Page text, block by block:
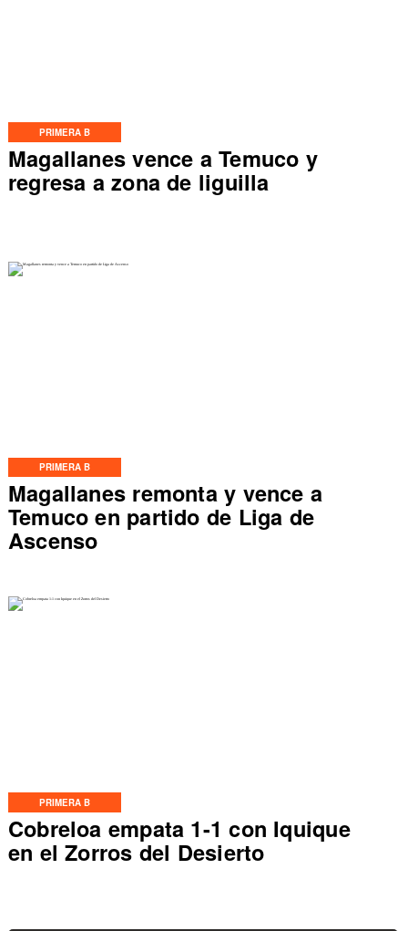
PRIMERA B
Magallanes vence a Temuco y
regresa a zona de liguilla
PRIMERA B
Magallanes remonta y vence a
Temuco en partido de Liga de
Ascenso
PRIMERA B
Cobreloa empata 1-1 con Iquique
en el Zorros del Desierto